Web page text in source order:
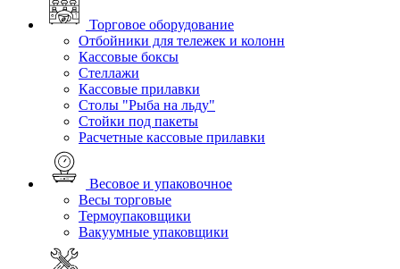
Торговое оборудование
Отбойники для тележек и колонн
Кассовые боксы
Стеллажи
Кассовые прилавки
Столы "Рыба на льду"
Стойки под пакеты
Расчетные кассовые прилавки
Весовое и упаковочное
Весы торговые
Термоупаковщики
Вакуумные упаковщики